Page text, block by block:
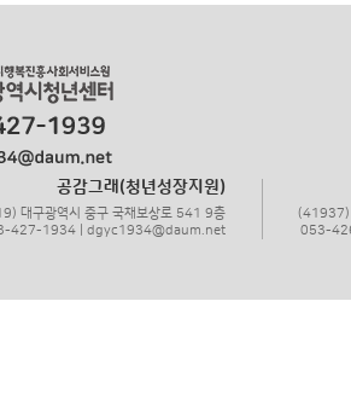
공감그래(청년성장지원)
대구광역시 중구 국채보상로 541 9층
427-1934 | dgyc1934@daum.net
(41937)
053-